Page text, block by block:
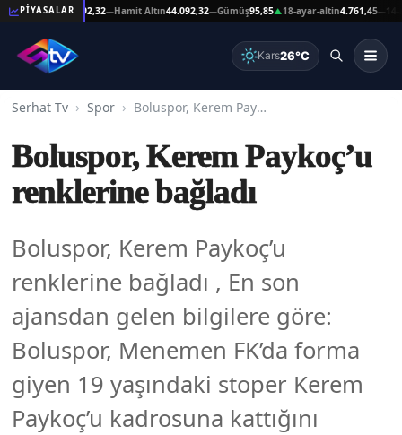
PİYASALAR
Altın44.092,32—Hamit Altın44.092,32—Gümüş95,85▲18-ayar-altin4.761,45—14-
Kars26°C
Serhat Tv Spor Boluspor, Kerem Paykoç’u renklerine bağladı
Boluspor, Kerem Paykoç’u
renklerine bağladı
Boluspor, Kerem Paykoç’u
renklerine bağladı , En son
ajansdan gelen bilgilere göre:
Boluspor, Menemen FK’da forma
giyen 19 yaşındaki stoper Kerem
Paykoç’u kadrosuna kattığını